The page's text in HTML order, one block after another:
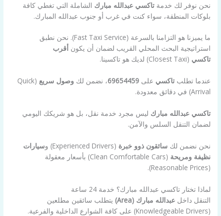
نحن نوفر لك خدمةتاكسي عبدالله مبارك الشاملة التي تغطي كافة
بلوكات المنطقة، سواء كنت في غرب أو جنوب عبدالله المبارك.
ما يميزنا هو التزامنا بالسرعة (Fast Taxi Service). نحن نطبق
استراتيجية البحث المحلي القريب لضمان أن يكون أقرب
تاكسي (Closest Taxi) لديك هو تاكسينا.
عندما تطلبتاكسي على69654459، نضمن لكوصول سريع (Quick
Arrival) في دقائق معدودة.
تاكسي عبدالله مبارك ليس مجرد خدمة نقل، بل هو شريكك اليومي
لضمان التنقل السلس والآمن.
نحن نضمن لك سائقون ذوو خبرة (Experienced Drivers) و
سيارات
نظيفة ومريحة
(Clean Comfortable Cars) بأسعار معقولة
(Reasonable Prices).
لماذا تختار تاكسي عبدالله مبارك؟ خدمة 24 ساعة
التنقل داخلعبدالله مبارك (Area)
يتطلب سائقين مطلعين
(Knowledgeable Drivers) على كافة الشوارع الداخلية والفرعية.